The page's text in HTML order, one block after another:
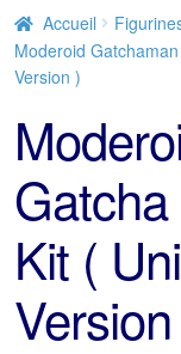
Accueil
Moderoid
Version )
Kit (